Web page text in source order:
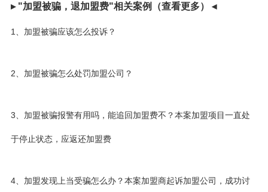
▸ "加盟被骗，退加盟费"相关案例（查看更多） ◂
1、加盟被骗应该怎么投诉？
2、加盟被骗怎么处罚加盟公司？
3、加盟被骗报警有用吗，能追回加盟费不？本案加盟项目一直处
于停止状态，应返还加盟费
4、加盟发现上当受骗怎么办？本案加盟商起诉加盟公司，成功讨